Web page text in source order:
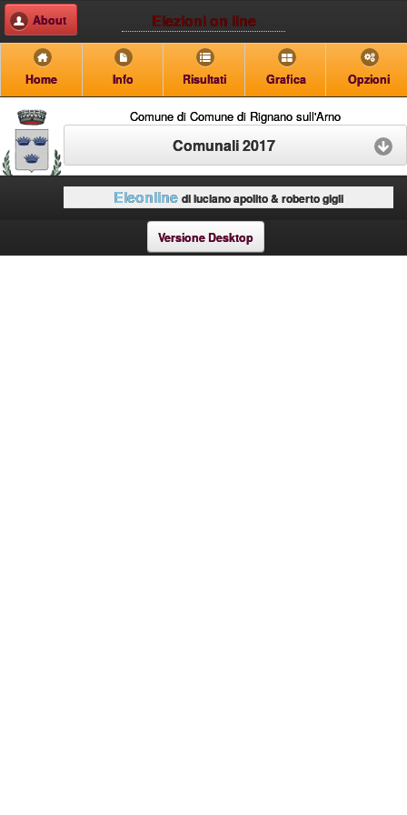
Elezioni on line
About
Home Info Risultati Grafica Opzioni
Comune di Comune di Rignano sull'Arno
Comunali 2017
Eleonline di luciano apolito & roberto gigli
Versione Desktop